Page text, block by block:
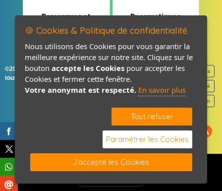
Remorques et
Pneumatiques
©2026-2027 France Accastillage
tous droits réservés
Mentions légales
Politique de confidentialité
Contact / Plan
🍪 Cookies & Politique de confidentialité
Nous utilisons des Cookies pour vous garantir la
meilleure expérience sur notre site. Cliquez sur le
bouton accepte les Cookies pour accepter les
Cookies et fermer cette fenêtre.
Votre anonymat est respecté. En savoir plus
Tout refuser
Paramétrer les Cookies
J'accepte les Cookies